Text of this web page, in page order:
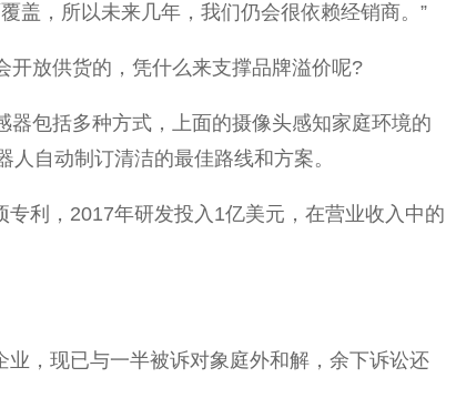
盖，所以未来几年，我们仍会很依赖经销商。”
开放供货的，凭什么来支撑品牌溢价呢?
包括多种方式，上面的摄像头感知家庭环境的
自动制订清洁的最佳路线和方案。
利，2017年研发投入1亿美元，在营业收入中的
，现已与一半被诉对象庭外和解，余下诉讼还